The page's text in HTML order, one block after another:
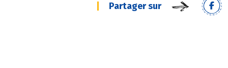
Partager sur